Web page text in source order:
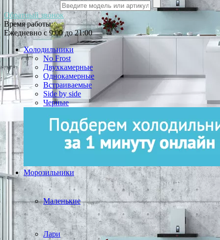
Обратный звонок
Время работы:
Ежедневно с 9:00 до 21:00
Холодильники
No Frost
Двухкамерные
Однокамерные
Встраиваемые
Side by side
Черные
Морозильники
Маленькие
Лари